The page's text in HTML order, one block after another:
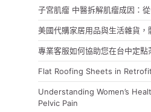
子宮肌瘤 中醫拆解肌瘤成因：
美國代購家居用品與生活雜貨，
專業客服如何協助您在台中定點
Flat Roofing Sheets in
Understanding Women’s
Pelvic Pain